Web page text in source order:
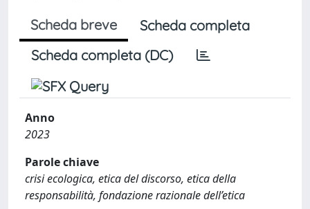
Scheda breve
Scheda completa
Scheda completa (DC)
Anno
2023
Parole chiave
crisi ecologica, etica del discorso, etica della
responsabilità, fondazione razionale dell’etica